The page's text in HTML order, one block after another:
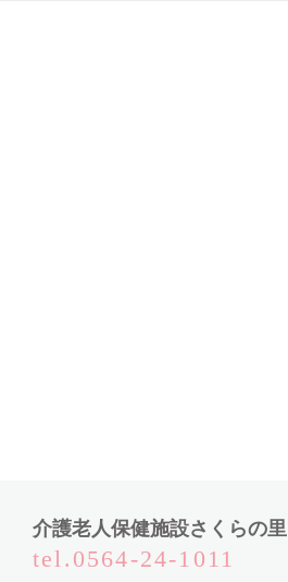
介護老人保健施設さくらの里
tel.0564-24-1011